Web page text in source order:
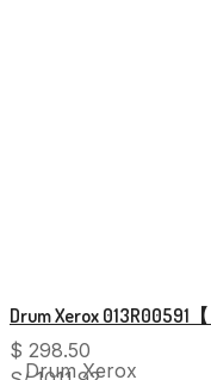
Drum Xerox 013R00591
$ 298.50
Drum Xerox